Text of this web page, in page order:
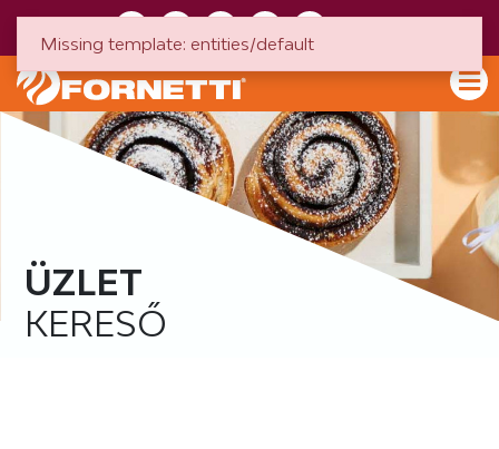
ÜZLET
KERESŐ
Missing template: entities/default